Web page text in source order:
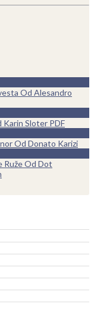
Od Alesandro
Karin Sloter PDF
Od Donato Karizi
Ruže Od Dot